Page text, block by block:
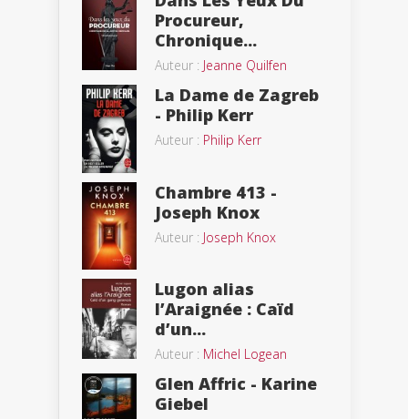
Procureur,
Chronique...
Auteur : Jeanne Quilfen
La Dame de Zagreb
- Philip Kerr
Auteur : Philip Kerr
Chambre 413 -
Joseph Knox
Auteur : Joseph Knox
Lugon alias
l’Araignée : Caïd
d’un...
Auteur : Michel Logean
Glen Affric - Karine
Giebel